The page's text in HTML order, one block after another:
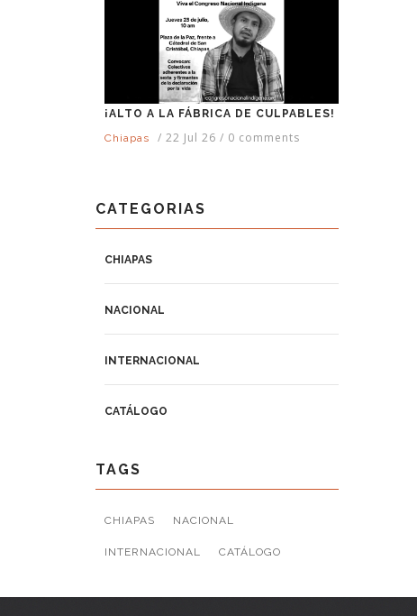
¡ALTO A LA FÁBRICA DE CULPABLES!
Chiapas
/ 22 Jul 26 / 0 comments
CATEGORIAS
CHIAPAS
NACIONAL
INTERNACIONAL
CATÁLOGO
TAGS
CHIAPAS NACIONAL
INTERNACIONAL CATÁLOGO